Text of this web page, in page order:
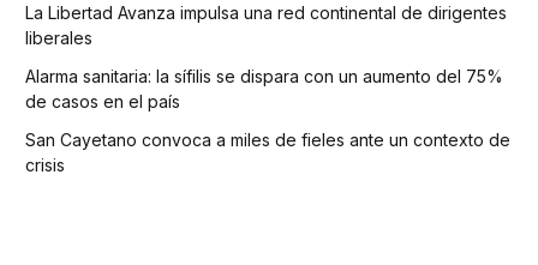
La Libertad Avanza impulsa una red continental de dirigentes
liberales
Alarma sanitaria: la sífilis se dispara con un aumento del 75%
de casos en el país
San Cayetano convoca a miles de fieles ante un contexto de
crisis